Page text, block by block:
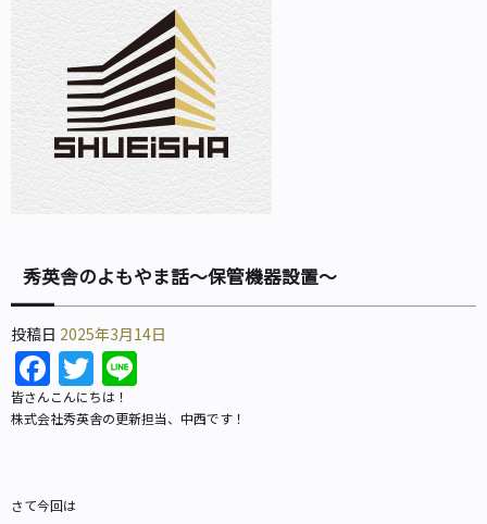
秀英舎のよもやま話～保管機器設置～
投稿日 2025年3月14日
Facebook
Twitter
皆さんこんにちは！
株式会社秀英舎の更新担当、中西です！
さて今回は